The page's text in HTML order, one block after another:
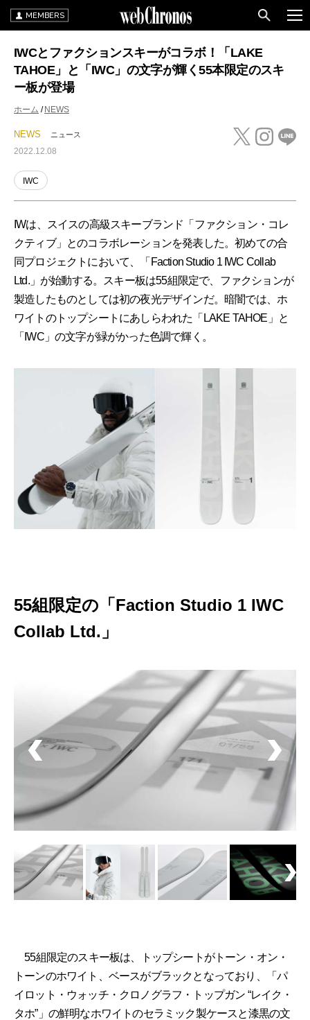
MEMBERS
IWCとファクションスキーがコラボ！「LAKE
TAHOE」と「IWC」の文字が輝く55本限定のスキ
ー板が登場
ホーム NEWS
NEWS ニュース
2022.12.08
IWC
IWは、スイスの高級スキーブランド「ファクション・コレ
クティブ」とのコラボレーションを発表した。初めての合
同プロジェクトにおいて、「Faction Studio 1 IWC Collab
Ltd.」が始動する。スキー板は55組限定で、ファクションが
製造したものとしては初の夜光デザインだ。暗闇では、ホ
ワイトのトップシートにあしらわれた「LAKE TAHOE」と
「IWC」の文字が緑がかった色調で輝く。
55組限定の「Faction Studio 1 IWC
Collab Ltd.」
55組限定のスキー板は、トップシートがトーン・オン・
トーンのホワイト、ベースがブラックとなっており、「パ
イロット・ウォッチ・クロノグラフ・トップガン “レイク・
タホ”」の鮮明なホワイトのセラミック製ケースと漆黒の文